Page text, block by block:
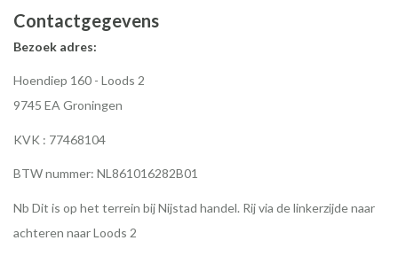
Contactgegevens
Bezoek adres:
Hoendiep 160 - Loods 2
9745 EA Groningen
KVK : 77468104
BTW nummer: NL861016282B01
Nb Dit is op het terrein bij Nijstad handel. Rij via de linkerzijde naar
achteren naar Loods 2